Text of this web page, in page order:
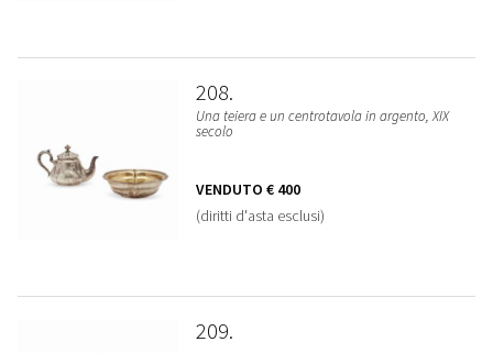
208
Una teiera e un centrotavola in argento, XIX
secolo
VENDUTO € 400
(diritti d'asta esclusi)
209